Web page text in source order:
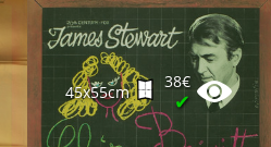
45x55cm
38€
✔